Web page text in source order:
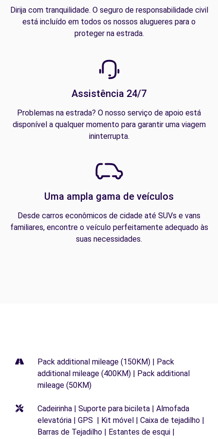
Dirija com tranquilidade. O seguro de responsabilidade civil
está incluído em todos os nossos alugueres para o
proteger na estrada.
Assistência 24/7
Problemas na estrada? O nosso serviço de apoio está
disponível a qualquer momento para garantir uma viagem
ininterrupta.
Uma ampla gama de veículos
Desde carros econômicos de cidade até SUVs e vans
familiares, encontre o veículo perfeitamente adequado às
suas necessidades.
Pack additional mileage (150KM) | Pack
additional mileage (400KM) | Pack additional
mileage (50KM)
Cadeirinha | Suporte para bicileta | Almofada
elevatória | GPS | Kit móvel | Caixa de tejadilho |
Barras de Tejadilho | Estantes de esqui |